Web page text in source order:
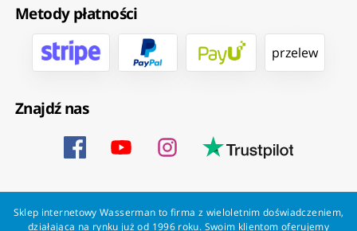
Metody płatności
przelew
Znajdź nas
Sklep internetowy Wasserman to firma z wieloletnim doświadczeniem,
działająca na rynku już od 1996 roku. Swoim klientom oferujemy